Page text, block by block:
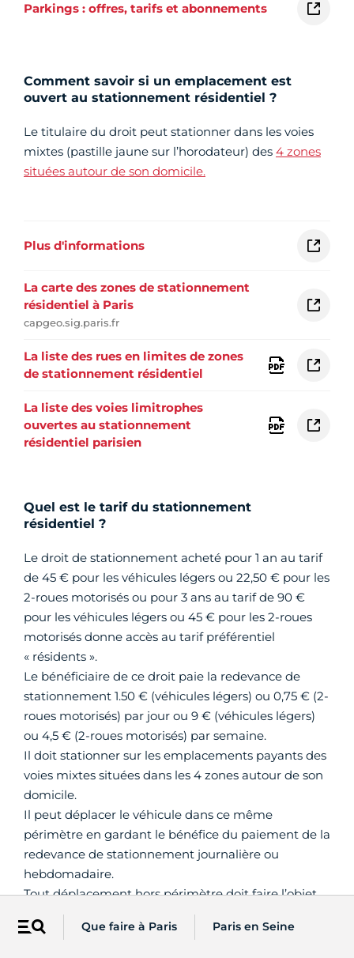
Menu Que faire à Paris Paris en Seine
Parkings : offres, tarifs et abonnements
Comment savoir si un emplacement est
ouvert au stationnement résidentiel ?
Le titulaire du droit peut stationner dans les voies
mixtes (pastille jaune sur l’horodateur) des 4 zones
situées autour de son domicile.
Plus d'informations
La carte des zones de stationnement
résidentiel à Paris
capgeo.sig.paris.fr
La liste des rues en limites de zones
de stationnement résidentiel
La liste des voies limitrophes
ouvertes au stationnement
résidentiel parisien
Quel est le tarif du stationnement
résidentiel ?
Le droit de stationnement acheté pour 1 an au tarif
de 45 € pour les véhicules légers ou 22,50 € pour les
2-roues motorisés ou pour 3 ans au tarif de 90 €
pour les véhicules légers ou 45 € pour les 2-roues
motorisés donne accès au tarif préférentiel
« résidents ».
Le bénéficiaire de ce droit paie la redevance de
stationnement 1.50 € (véhicules légers) ou 0,75 € (2-
roues motorisés) par jour ou 9 € (véhicules légers)
ou 4,5 € (2-roues motorisés) par semaine.
Il doit stationner sur les emplacements payants des
voies mixtes situées dans les 4 zones autour de son
domicile.
Il peut déplacer le véhicule dans ce même
périmètre en gardant le bénéfice du paiement de la
redevance de stationnement journalière ou
hebdomadaire.
Tout déplacement hors périmètre doit faire l’objet
d’un paiement de la redevance du stationnement
autarif visiteursous peine de FPS.